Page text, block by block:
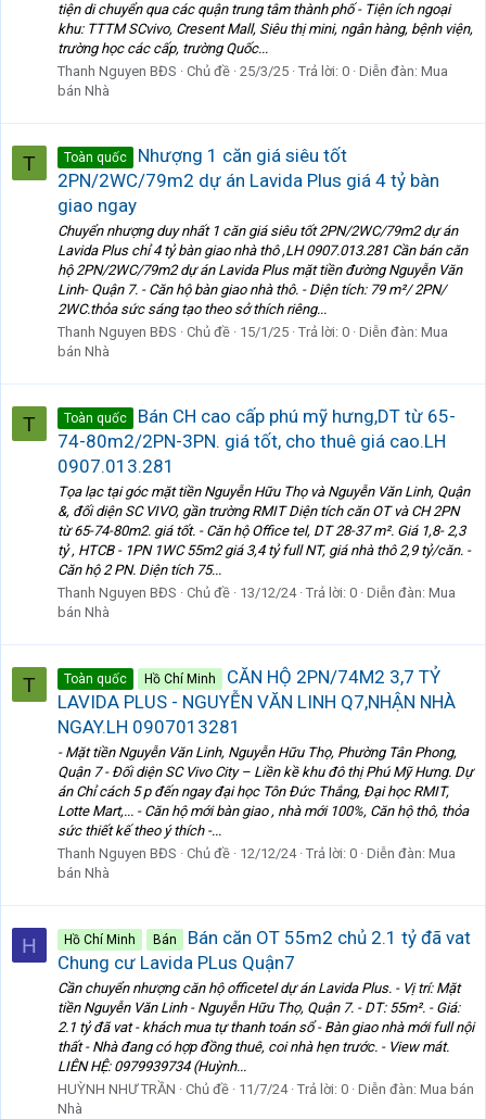
tiện di chuyển qua các quận trung tâm thành phố - Tiện ích ngoại
khu: TTTM SCvivo, Cresent Mall, Siêu thị mini, ngân hàng, bệnh viện,
trường học các cấp, trường Quốc...
Thanh Nguyen BĐS
Chủ đề 25/3/25 Trả lời: 0 Diễn đàn: Mua
bán Nhà
T Toàn quốc
Nhượng 1 căn giá siêu tốt
2PN/2WC/79m2 dự án Lavida Plus giá 4 tỷ bàn
giao ngay
Chuyển nhượng duy nhất 1 căn giá siêu tốt 2PN/2WC/79m2 dự án
Lavida Plus chỉ 4 tỷ bàn giao nhà thô ,LH 0907.013.281 Cần bán căn
hộ 2PN/2WC/79m2 dự án Lavida Plus mặt tiền đường Nguyễn Văn
Linh- Quận 7. - Căn hộ bàn giao nhà thô. - Diện tích: 79 m²/ 2PN/
2WC.thỏa sức sáng tạo theo sở thích riêng...
Thanh Nguyen BĐS
Chủ đề 15/1/25 Trả lời: 0 Diễn đàn: Mua
bán Nhà
T Toàn quốc
Bán CH cao cấp phú mỹ hưng,DT từ 65-
74-80m2/2PN-3PN. giá tốt, cho thuê giá cao.LH
0907.013.281
Tọa lạc tại góc mặt tiền Nguyễn Hữu Thọ và Nguyễn Văn Linh, Quận
&, đối diện SC VIVO, gần trường RMIT Diện tích căn OT và CH 2PN
từ 65-74-80m2. giá tốt. - Căn hộ Office tel, DT 28-37 m². Giá 1,8- 2,3
tỷ , HTCB - 1PN 1WC 55m2 giá 3,4 tỷ full NT, giá nhà thô 2,9 tỷ/căn. -
Căn hộ 2 PN. Diện tích 75...
Thanh Nguyen BĐS
Chủ đề 13/12/24 Trả lời: 0 Diễn đàn: Mua
bán Nhà
T Toàn quốc Hồ Chí Minh
CĂN HỘ 2PN/74M2 3,7 TỶ
LAVIDA PLUS - NGUYỄN VĂN LINH Q7,NHẬN NHÀ
NGAY.LH 0907013281
- Mặt tiền Nguyễn Văn Linh, Nguyễn Hữu Thọ, Phường Tân Phong,
Quận 7 - Đối diện SC Vivo City – Liền kề khu đô thị Phú Mỹ Hưng. Dự
án Chỉ cách 5 p đến ngay đại học Tôn Đức Thắng, Đại học RMIT,
Lotte Mart,... - Căn hộ mới bàn giao , nhà mới 100%, Căn hộ thô, thỏa
sức thiết kế theo ý thích -...
Thanh Nguyen BĐS
Chủ đề 12/12/24 Trả lời: 0 Diễn đàn: Mua
bán Nhà
H Hồ Chí Minh Bán
Bán căn OT 55m2 chủ 2.1 tỷ đã vat
Chung cư Lavida PLus Quận7
Cần chuyển nhượng căn hộ officetel dự án Lavida Plus. - Vị trí: Mặt
tiền Nguyễn Văn Linh - Nguyễn Hữu Thọ, Quận 7. - DT: 55m². - Giá:
2.1 tỷ đã vat - khách mua tự thanh toán sổ - Bàn giao nhà mới full nội
thất - Nhà đang có hợp đồng thuê, coi nhà hẹn trước. - View mát.
LIÊN HỆ: 0979939734 (Huỳnh...
HUỲNH NHƯ TRẦN
Chủ đề 11/7/24 Trả lời: 0 Diễn đàn: Mua bán
Nhà